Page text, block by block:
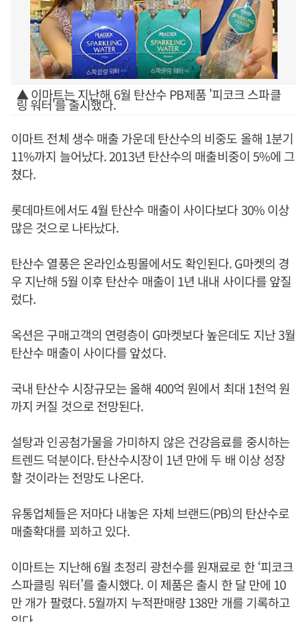
▲ 이마트는 지난해 6월 탄산수 PB제품 '피코크 스파클
링 워터'를 출시했다.
이마트 전체 생수 매출 가운데 탄산수의 비중도 올해 1분기
11%까지 늘어났다. 2013년 탄산수의 매출비중이 5%에 그
쳤다.
롯데마트에서도 4월 탄산수 매출이 사이다보다 30% 이상
많은 것으로 나타났다.
탄산수 열풍은 온라인쇼핑몰에서도 확인된다. G마켓의 경
우 지난해 5월 이후 탄산수 매출이 1년 내내 사이다를 앞질
렀다.
옥션은 구매고객의 연령층이 G마켓보다 높은데도 지난 3월
탄산수 매출이 사이다를 앞섰다.
국내 탄산수 시장규모는 올해 400억 원에서 최대 1천억 원
까지 커질 것으로 전망된다.
설탕과 인공첨가물을 가미하지 않은 건강음료를 중시하는
트렌드 덕분이다. 탄산수시장이 1년 만에 두 배 이상 성장
할 것이라는 전망도 나온다.
유통업체들은 저마다 내놓은 자체 브랜드(PB)의 탄산수로
매출확대를 꾀하고 있다.
이마트는 지난해 6월 초정리 광천수를 원재료로 한 ‘피코크
스파클링 워터’를 출시했다. 이 제품은 출시 한 달 만에 10
만 개가 팔렸다. 5월까지 누적판매량 138만 개를 기록하고